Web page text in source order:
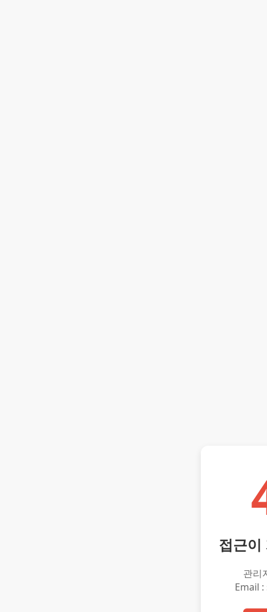
접근이
관리
Email